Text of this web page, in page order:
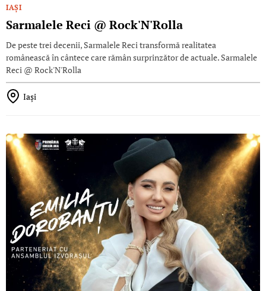
IAŞI
Sarmalele Reci @ Rock'N'Rolla
De peste trei decenii, Sarmalele Reci transformă realitatea
românească în cântece care rămân surprinzător de actuale. Sarmalele
Reci @ Rock'N'Rolla
Iaşi